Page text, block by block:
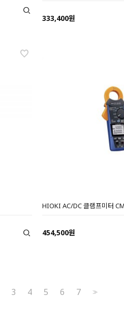
333,400원
HIOKI AC/DC 클램프미터
454,500원
3 4 5 6 7 >>